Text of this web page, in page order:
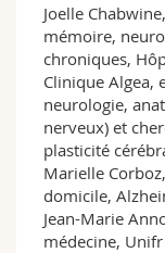
Joelle
mémoire,
chroniques,
Clinique Algea,
neurologie,
nerveux) et
plasticité
Marielle
domicile,
Jean-Marie
médecine, Unifr